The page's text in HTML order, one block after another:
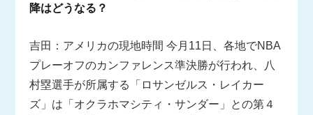
降はどうなる？
吉田：アメリカの現地時間 今月11日、各地でNBA
プレーオフのカンファレンス準決勝が行われ、八
村塁選手が所属する「ロサンゼルス・レイカー
ズ」は「オクラホマシティ・サンダー」との第４